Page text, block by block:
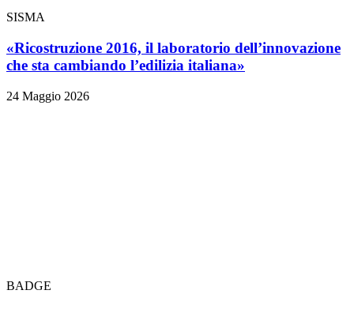
SISMA
«Ricostruzione 2016, il laboratorio dell’innovazione
che sta cambiando l’edilizia italiana»
24 Maggio 2026
BADGE